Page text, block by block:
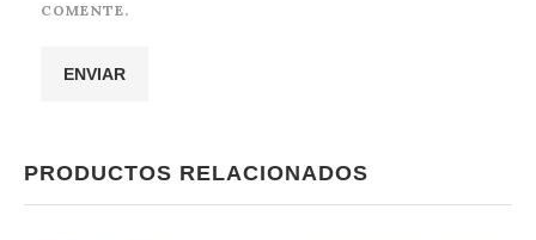
COMENTE.
PRODUCTOS RELACIONADOS